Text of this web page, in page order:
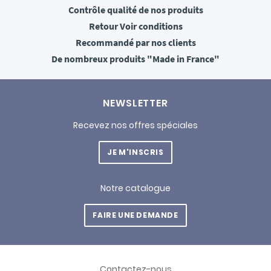
Contrôle qualitéde nos produits
RetourVoir conditions
Recommandépar nos clients
De nombreux produits "Made in France"
NEWSLETTER
Recevez nos offres spéciales
JE M'INSCRIS
Notre catalogue
FAIRE UNE DEMANDE